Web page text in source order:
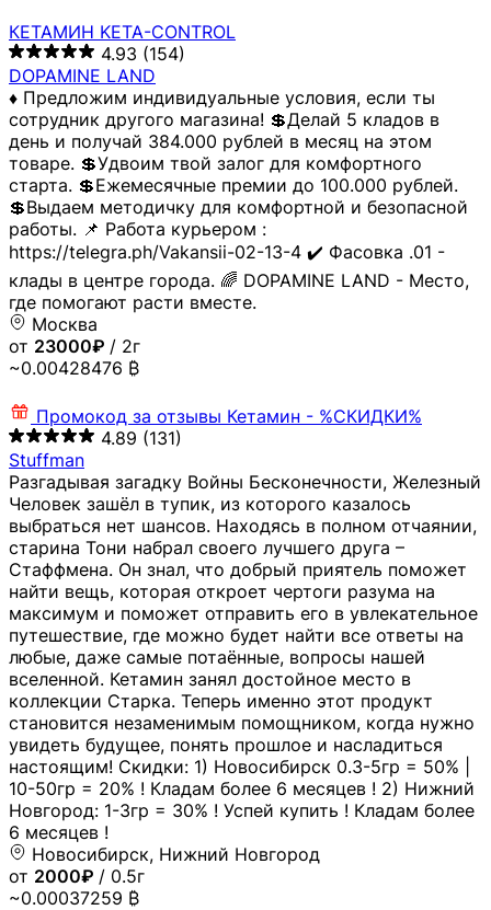
КЕТАМИН KETA-CONTROL
4.93 (154)
DOPAMINE LAND
♦️ Предложим индивидуальные условия, если ты
сотрудник другого магазина! 💲Делай 5 кладов в
день и получай 384.000 рублей в месяц на этом
товаре. 💲Удвоим твой залог для комфортного
старта. 💲Ежемесячные премии до 100.000 рублей.
💲Выдаем методичку для комфортной и безопасной
работы. 📌 Работа курьером :
https://telegra.ph/Vakansii-02-13-4 ✔️ Фасовка .01 -
клады в центре города. 🌈 DOPAMINE LAND - Место,
где помогают расти вместе.
Москва
от 23000₽ / 2г
~0.00428476 ₿
Промокод за отзывы Кетамин - %СКИДКИ%
4.89 (131)
Stuffman
Разгадывая загадку Войны Бесконечности, Железный
Человек зашёл в тупик, из которого казалось
выбраться нет шансов. Находясь в полном отчаянии,
старина Тони набрал своего лучшего друга –
Стаффмена. Он знал, что добрый приятель поможет
найти вещь, которая откроет чертоги разума на
максимум и поможет отправить его в увлекательное
путешествие, где можно будет найти все ответы на
любые, даже самые потаённые, вопросы нашей
вселенной. Кетамин занял достойное место в
коллекции Старка. Теперь именно этот продукт
становится незаменимым помощником, когда нужно
увидеть будущее, понять прошлое и насладиться
настоящим! Скидки: 1) Новосибирск 0.3-5гр = 50% |
10-50гр = 20% ! Кладам более 6 месяцев ! 2) Нижний
Новгород: 1-3гр = 30% ! Успей купить ! Кладам более
6 месяцев !
Новосибирск, Нижний Новгород
от 2000₽ / 0.5г
~0.00037259 ₿